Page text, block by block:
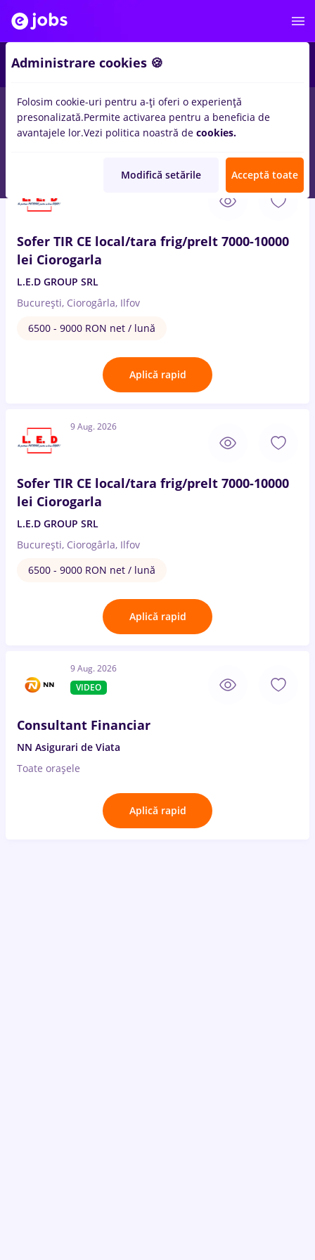
Salarii Remote (de acasă) București Cluj-
Sofer TIR CE local/tara frig/prelt 7000-10000
lei Ciorogarla
L.E.D GROUP SRL
București, Ciorogârla, Ilfov
6500 - 9000 RON net / lună
Aplică rapid
9 Aug. 2026
Sofer TIR CE local/tara frig/prelt 7000-10000
lei Ciorogarla
L.E.D GROUP SRL
București, Ciorogârla, Ilfov
6500 - 9000 RON net / lună
Aplică rapid
9 Aug. 2026
VIDEO
Consultant Financiar
NN Asigurari de Viata
Toate oraşele
Aplică rapid
Administrare cookies 🍪
Folosim cookie-uri pentru a-ți oferi o experiență
presonalizată.Permite activarea pentru a beneficia de
avantajele lor.Vezi politica noastră de cookies.
Modifică setările Acceptă toate